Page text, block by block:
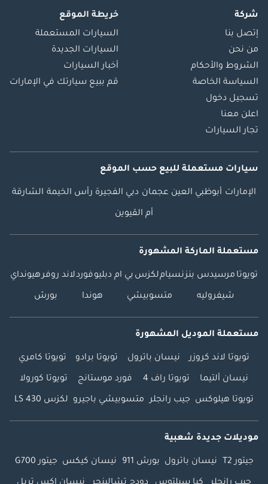
شركة
إتصل بنا
من نحن
الشروط والأحكام
السياسة الخاصة
تسجيل دخول
اعلن معنا
تجار السيارات
خريطة الموقع
السيارات المستعملة
السيارات الجديدة
أخبار السيارات
قم ببيع سيارتك في الإمارات
سيارات مستعملة للبيع حسب الموقع
الإمارات أبوظبي العين عجمان دبي الفجيرة رأس الخيمة الشارقة
أم القيوين
مستعملة الماركة المشهورة
تويوتا مرسيدس بنزنسياملكزس بي ام دبليوفوردلاند روفرهيونداي
شيفروليه متسوبيشي هوندا بورش
مستعملة الموديل المشهورة
تويوتا لاند كروزر نيسان باترول تويوتا برادو تويوتا كامري
نيسان ألتيما تويوتا راف 4 فورد موستانج تويوتا كورولا
تويوتا هيلوكس جيب رانجلر متسوبيشي باجيرو لكزس LS 430
موديلات جديدة شعبية
جيتور T2 نيسان باترول بورش 911 نيسان كيكس جيتور G700